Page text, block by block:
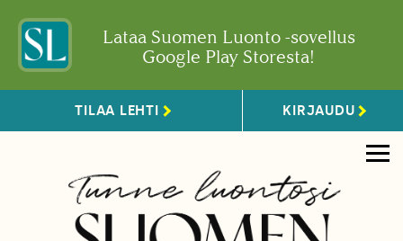
Lataa Suomen Luonto -sovellus
Google Play Storesta!
TILAA LEHTI KIRJAUDU